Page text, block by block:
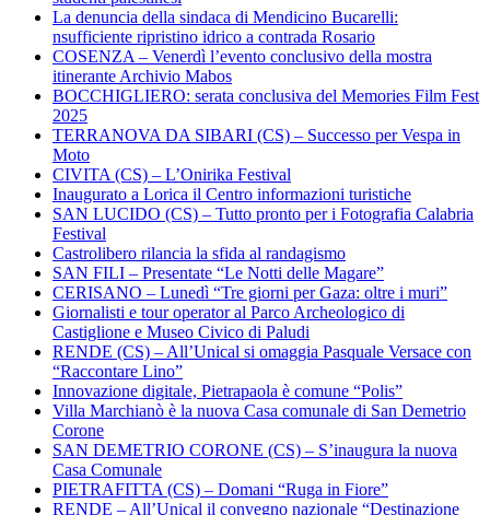
La denuncia della sindaca di Mendicino Bucarelli:
nsufficiente ripristino idrico a contrada Rosario
COSENZA – Venerdì l’evento conclusivo della mostra
itinerante Archivio Mabos
BOCCHIGLIERO: serata conclusiva del Memories Film Fest
2025
TERRANOVA DA SIBARI (CS) – Successo per Vespa in
Moto
CIVITA (CS) – L’Onirika Festival
Inaugurato a Lorica il Centro informazioni turistiche
SAN LUCIDO (CS) – Tutto pronto per i Fotografia Calabria
Festival
Castrolibero rilancia la sfida al randagismo
SAN FILI – Presentate “Le Notti delle Magare”
CERISANO – Lunedì “Tre giorni per Gaza: oltre i muri”
Giornalisti e tour operator al Parco Archeologico di
Castiglione e Museo Civico di Paludi
RENDE (CS) – All’Unical si omaggia Pasquale Versace con
“Raccontare Lino”
Innovazione digitale, Pietrapaola è comune “Polis”
Villa Marchianò è la nuova Casa comunale di San Demetrio
Corone
SAN DEMETRIO CORONE (CS) – S’inaugura la nuova
Casa Comunale
PIETRAFITTA (CS) – Domani “Ruga in Fiore”
RENDE – All’Unical il convegno nazionale “Destinazione